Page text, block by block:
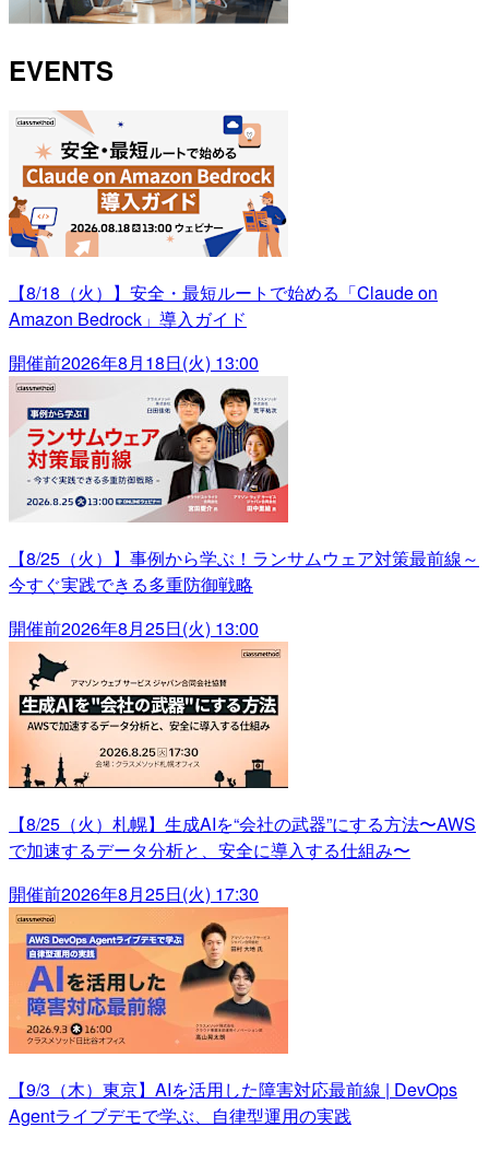
EVENTS
【8/18（火）】安全・最短ルートで始める「Claude on
Amazon Bedrock」導入ガイド
開催前2026年8月18日(火) 13:00
【8/25（火）】事例から学ぶ！ランサムウェア対策最前線～
今すぐ実践できる多重防御戦略
開催前2026年8月25日(火) 13:00
【8/25（火）札幌】生成AIを“会社の武器”にする方法〜AWS
で加速するデータ分析と、安全に導入する仕組み〜
開催前2026年8月25日(火) 17:30
【9/3（木）東京】AIを活用した障害対応最前線 | DevOps
Agentライブデモで学ぶ、自律型運用の実践